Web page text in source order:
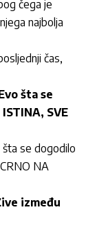
čega je
najbolja
čas,
šta se
SVE
šta se dogodilo
NA
između